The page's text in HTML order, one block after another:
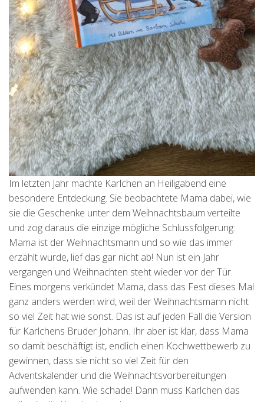
Im letzten Jahr machte Karlchen an Heiligabend eine
besondere Entdeckung. Sie beobachtete Mama dabei, wie
sie die Geschenke unter dem Weihnachtsbaum verteilte
und zog daraus die einzige mögliche Schlussfolgerung:
Mama ist der Weihnachtsmann und so wie das immer
erzählt wurde, lief das gar nicht ab! Nun ist ein Jahr
vergangen und Weihnachten steht wieder vor der Tür.
Eines morgens verkündet Mama, dass das Fest dieses Mal
ganz anders werden wird, weil der Weihnachtsmann nicht
so viel Zeit hat wie sonst. Das ist auf jeden Fall die Version
für Karlchens Bruder Johann. Ihr aber ist klar, dass Mama
so damit beschäftigt ist, endlich einen Kochwettbewerb zu
gewinnen, dass sie nicht so viel Zeit für den
Adventskalender und die Weihnachtsvorbereitungen
aufwenden kann. Wie schade! Dann muss Karlchen das